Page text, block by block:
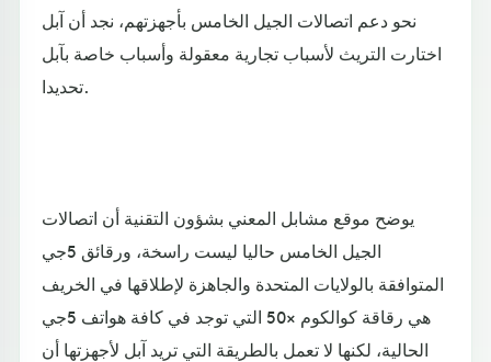
نحو دعم اتصالات الجيل الخامس بأجهزتهم، نجد أن آبل
اختارت التريث لأسباب تجارية معقولة وأسباب خاصة بآبل
تحديدا.
يوضح موقع مشابل المعني بشؤون التقنية أن اتصالات
الجيل الخامس حاليا ليست راسخة، ورقائق 5جي
المتوافقة بالولايات المتحدة والجاهزة لإطلاقها في الخريف
هي رقاقة كوالكوم ×50 التي توجد في كافة هواتف 5جي
الحالية، لكنها لا تعمل بالطريقة التي تريد آبل لأجهزتها أن